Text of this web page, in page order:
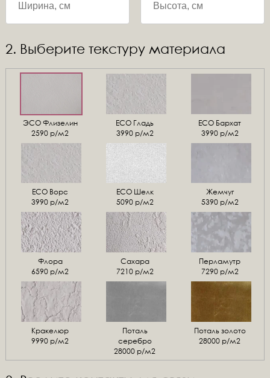
2. Выберите текстуру материала
ЭСО Флизелин
2590 р/м2
ЕСО Гладь
3990 р/м2
ECO Бархат
3990 р/м2
ЕСО Ворс
3990 р/м2
ЕСО Шелк
5090 р/м2
Жемчуг
5390 р/м2
Флора
6590 р/м2
Сахара
7210 р/м2
Перламутр
7290 р/м2
Кракелюр
9990 р/м2
Поталь
серебро
28000 р/м2
Поталь золото
28000 р/м2